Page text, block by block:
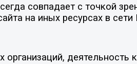
совпадает с точкой
на иных ресурсах в
деятельность